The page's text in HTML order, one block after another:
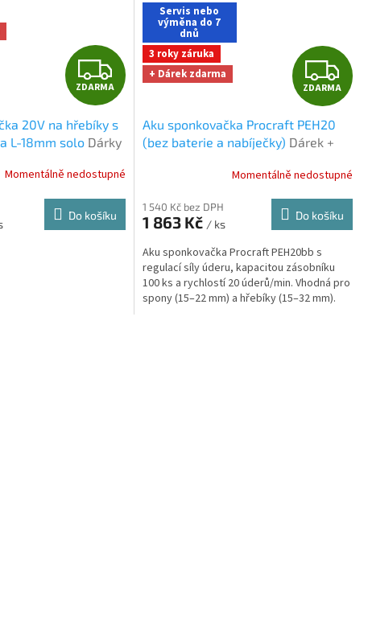
Z
D
A
R
M
A
ZDARMA
20V na hřebíky s
L-18mm solo Dárky
Momentálně nedostupné
Do košíku
Servis nebo
výměna do 7
dnů
3 roky záruka
+ Dárek zdarma
Z
D
R
M
A
ZDARMA
Aku sponkovačka Procraft PEH20
(bez baterie a nabíječky) Dárek +
Momentálně nedostupné
1 540 Kč bez DPH
1 863 Kč / ks
Do košíku
Aku sponkovačka Procraft PEH20bb s
regulací síly úderu, kapacitou zásobníku
100 ks a rychlostí 20 úderů/min. Vhodná pro
spony (15–22 mm) a hřebíky (15–32 mm).